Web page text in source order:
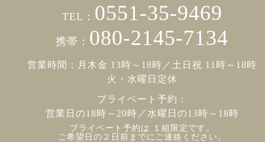
TEL： 0551-35-9469
携帯： 080-2145-7134
営業時間：月木金 13時～18時／土日祝 11時～18時
火・水曜日定休
プライベート予約：
営業日の18時～20時／水曜日の13時～18時
プライベート予約は １組限定です。
ご希望日の２日前までにご連絡ください。